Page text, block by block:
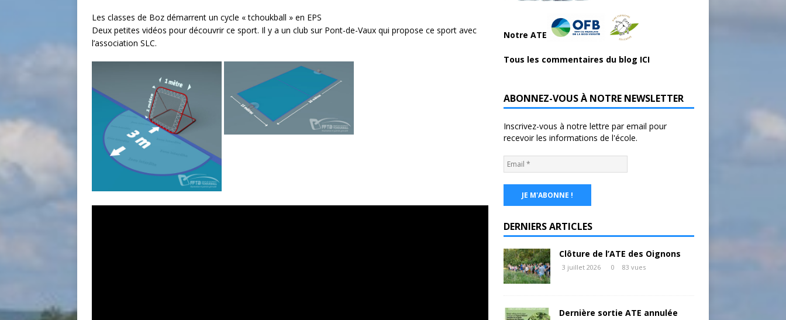
Les classes de Boz démarrent un cycle « tchoukball » en EPS
Deux petites vidéos pour découvrir ce sport. Il y a un club sur Pont-de-Vaux qui propose ce sport avec
l’association SLC.
Notre ATE
Tous les commentaires du blog ICI
ABONNEZ-VOUS À NOTRE NEWSLETTER
Inscrivez-vous à notre lettre par email pour
recevoir les informations de l'école.
DERNIERS ARTICLES
Clôture de l’ATE des Oignons
3 juillet 2026 0 83 vues
Dernière sortie ATE annulée